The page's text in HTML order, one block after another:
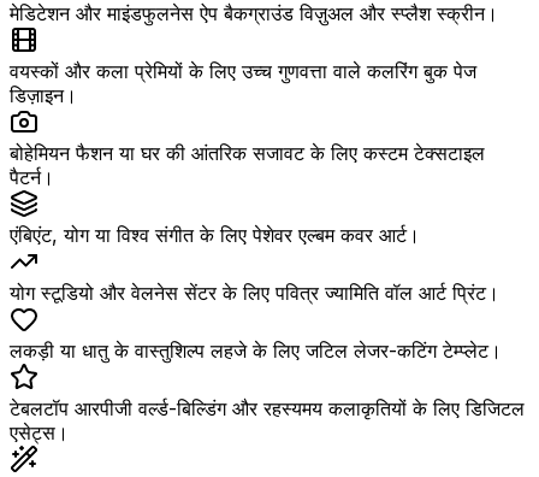
मेडिटेशन और माइंडफुलनेस ऐप बैकग्राउंड विज़ुअल और स्प्लैश स्क्रीन।
वयस्कों और कला प्रेमियों के लिए उच्च गुणवत्ता वाले कलरिंग बुक पेज
डिज़ाइन।
बोहेमियन फैशन या घर की आंतरिक सजावट के लिए कस्टम टेक्सटाइल
पैटर्न।
एंबिएंट, योग या विश्व संगीत के लिए पेशेवर एल्बम कवर आर्ट।
योग स्टूडियो और वेलनेस सेंटर के लिए पवित्र ज्यामिति वॉल आर्ट प्रिंट।
लकड़ी या धातु के वास्तुशिल्प लहजे के लिए जटिल लेजर-कटिंग टेम्प्लेट।
टेबलटॉप आरपीजी वर्ल्ड-बिल्डिंग और रहस्यमय कलाकृतियों के लिए डिजिटल
एसेट्स।